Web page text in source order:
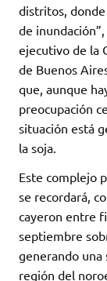
distritos,
de
ejecutivo de la
de Buenos
que, aunque
preocupación
situación está
la soja.
Este complejo
se recordará,
cayeron entre
septiembre
generando
región del